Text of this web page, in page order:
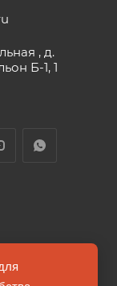
, д.
Б-1, 1